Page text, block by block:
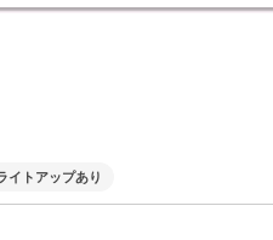
イトアップあり